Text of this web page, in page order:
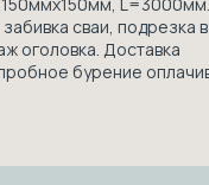
сваи, подрезка в
оголовка. Доставка
бурение